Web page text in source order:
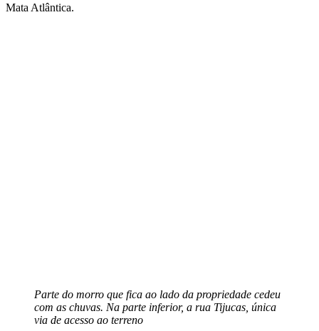
Mata Atlântica.
Parte do morro que fica ao lado da propriedade cedeu
com as chuvas. Na parte inferior, a rua Tijucas, única
via de acesso ao terreno